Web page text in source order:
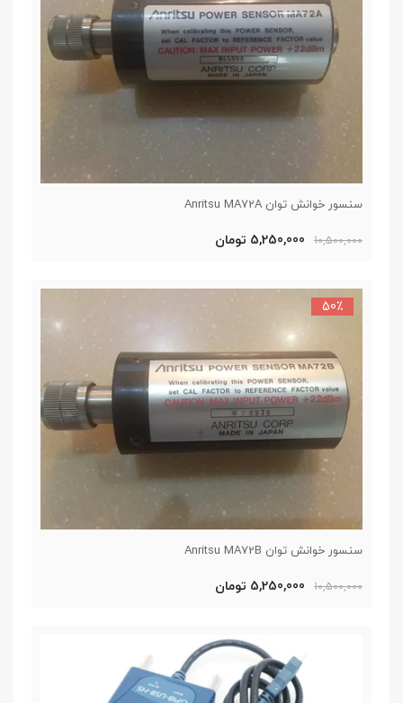
سنسور خوانش توان Anritsu MA72A
10,500,000 5,250,000 تومان
سنسور خوانش توان Anritsu MA72B
50٪
10,500,000 5,250,000 تومان